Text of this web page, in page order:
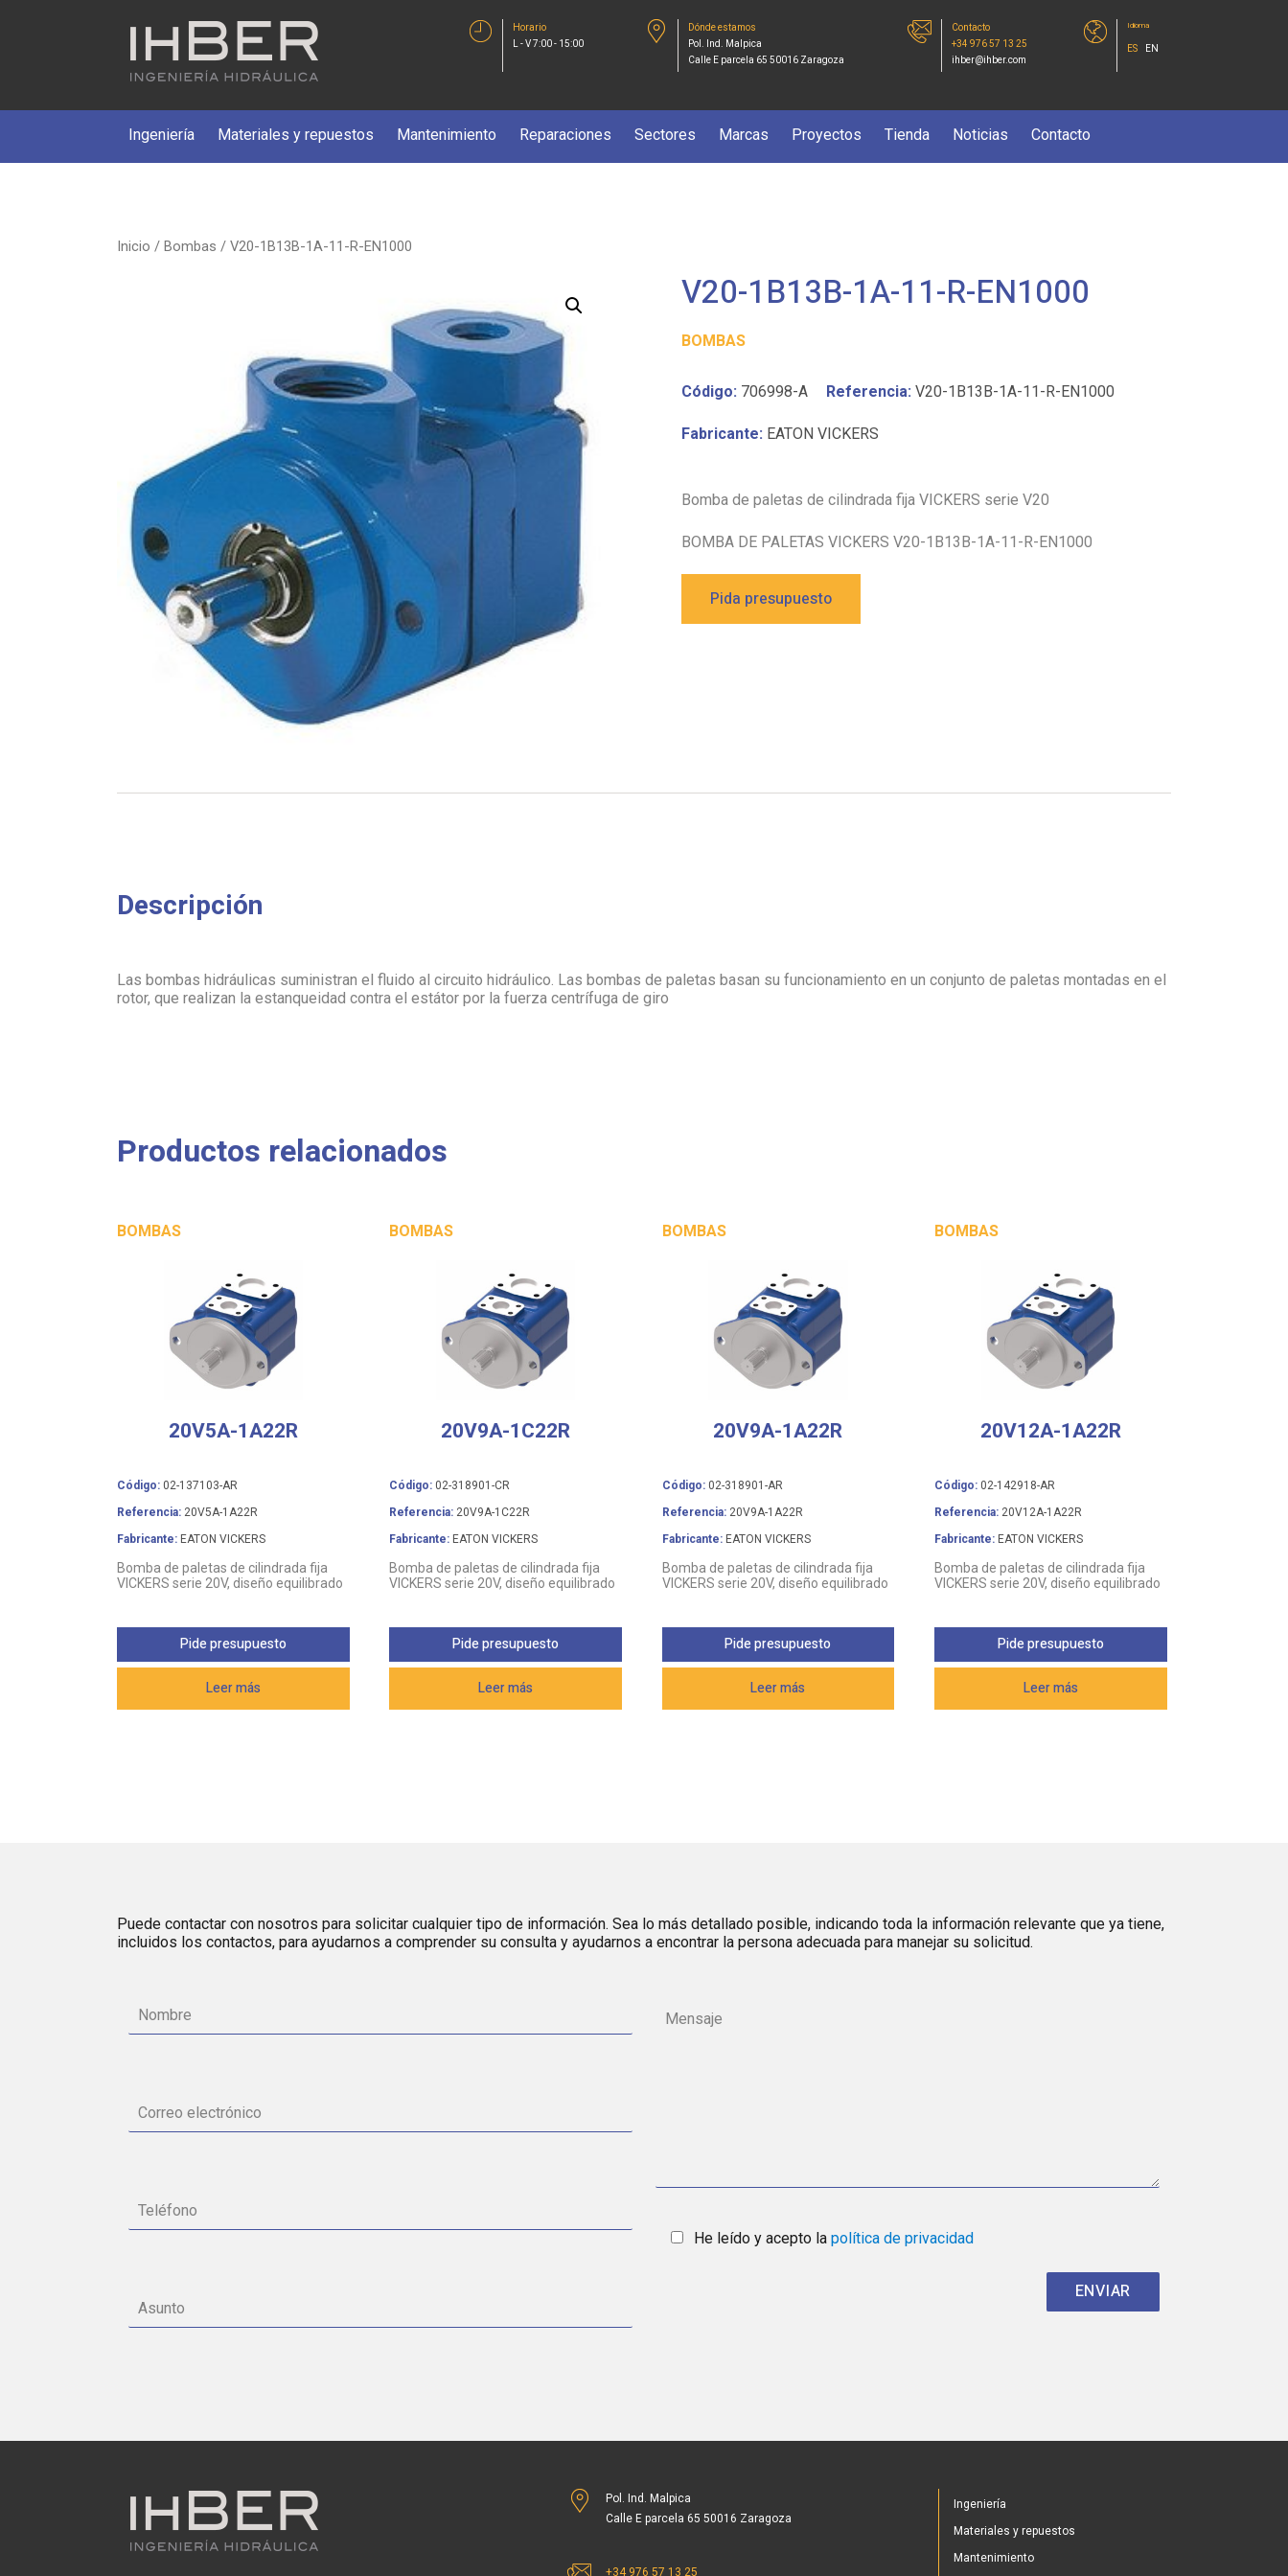
Horario
L - V 7:00 - 15:00
Dónde estamos
Pol. Ind. Malpica
Calle E parcela 65 50016 Zaragoza
Contacto
+34 976 57 13 25
ihber@ihber.com
Idioma
ES EN
Ingeniería Materiales y repuestos Mantenimiento Reparaciones Sectores Marcas Proyectos Tienda Noticias Contacto
Inicio / Bombas / V20-1B13B-1A-11-R-EN1000
V20-1B13B-1A-11-R-EN1000
BOMBAS
Código: 706998-A Referencia: V20-1B13B-1A-11-R-EN1000
Fabricante: EATON VICKERS
Bomba de paletas de cilindrada fija VICKERS serie V20
BOMBA DE PALETAS VICKERS V20-1B13B-1A-11-R-EN1000
Pida presupuesto
Descripción
Las bombas hidráulicas suministran el fluido al circuito hidráulico. Las bombas de paletas basan su funcionamiento en un conjunto de paletas montadas en el
rotor, que realizan la estanqueidad contra el estátor por la fuerza centrífuga de giro
Productos relacionados
BOMBAS
20V5A-1A22R
Código: 02-137103-AR
Referencia: 20V5A-1A22R
Fabricante: EATON VICKERS
Bomba de paletas de cilindrada fija
VICKERS serie 20V, diseño equilibrado
Leer más
Pide presupuesto
BOMBAS
20V9A-1C22R
Código: 02-318901-CR
Referencia: 20V9A-1C22R
Fabricante: EATON VICKERS
Bomba de paletas de cilindrada fija
VICKERS serie 20V, diseño equilibrado
Leer más
Pide presupuesto
BOMBAS
20V9A-1A22R
Código:02-318901-AR
Referencia:20V9A-1A22R
Fabricante:EATON VICKERS
Bomba de paletas de cilindrada fija
VICKERS serie 20V, diseño equilibrado
Leer más
Pide presupuesto
BOMBAS
20V12A-1A22R
Código: 02-142918-AR
Referencia: 20V12A-1A22R
Fabricante: EATON VICKERS
Bomba de paletas de cilindrada fija
VICKERS serie 20V, diseño equilibrado
Leer más
Pide presupuesto
Puede contactar con nosotros para solicitar cualquier tipo de información. Sea lo más detallado posible, indicando toda la información relevante que ya tiene,
incluidos los contactos, para ayudarnos a comprender su consulta y ayudarnos a encontrar la persona adecuada para manejar su solicitud.
He leído y acepto la política de privacidad
Pol. Ind. Malpica
Calle E parcela 65 50016 Zaragoza
+34 976 57 13 25
Ingeniería
Materiales y repuestos
Mantenimiento